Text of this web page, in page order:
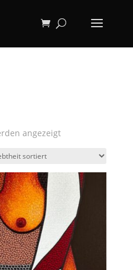
angezeigtNach